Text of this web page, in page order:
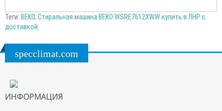
Теги: BEKO, Стиральная машина BEKO WSRE7612XWW купить в ЛНР с
доставкой
specclimat.com
ИНФОРМАЦИЯ